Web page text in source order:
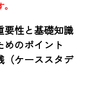
性と基礎知識
のポイント
ケーススタデ